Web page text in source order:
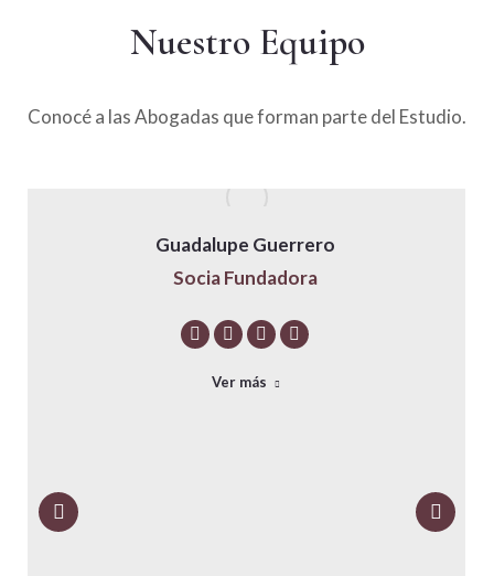
Nuestro Equipo
Conocé a las Abogadas que forman parte del Estudio.
Guadalupe Guerrero
Socia Fundadora
E-
mail
YouTube
LinkedinInstagram
Ver más